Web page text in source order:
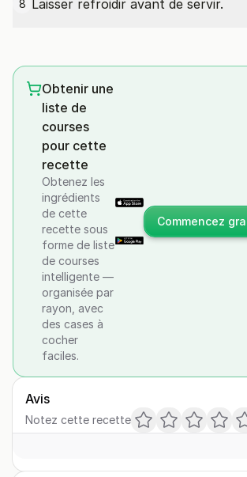
8 Laisser refroidir avant de servir.
Obtenir une
liste de
courses
pour cette
recette
Obtenez les
ingrédients
de cette
recette sous
forme de liste
de courses
intelligente —
organisée par
rayon, avec
des cases à
cocher
faciles.
Commencez
Avis
Notez cette recette